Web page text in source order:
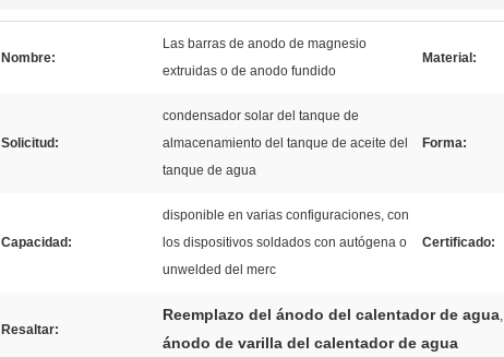
Nombre:
Las barras de anodo de magnesio
extruidas o de anodo fundido
Material:
Solicitud:
condensador solar del tanque de
almacenamiento del tanque de aceite del
tanque de agua
Forma:
Capacidad:
disponible en varias configuraciones, con
los dispositivos soldados con autógena o
unwelded del merc
Certificado:
Resaltar:
Reemplazo del ánodo del calentador de agua,
ánodo de varilla del calentador de agua